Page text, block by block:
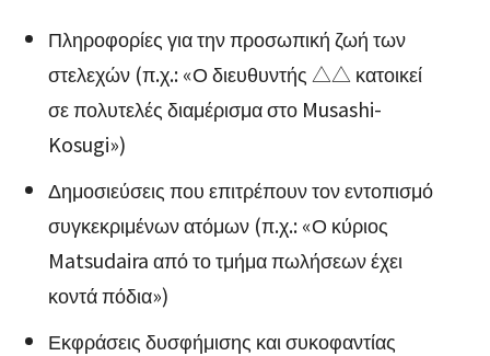
Πληροφορίες για την προσωπική ζωή των
στελεχών (π.χ.: «Ο διευθυντής △△ κατοικεί
σε πολυτελές διαμέρισμα στο Musashi-
Kosugi»)
Δημοσιεύσεις που επιτρέπουν τον εντοπισμό
συγκεκριμένων ατόμων (π.χ.: «Ο κύριος
Matsudaira από το τμήμα πωλήσεων έχει
κοντά πόδια»)
Εκφράσεις δυσφήμισης και συκοφαντίας